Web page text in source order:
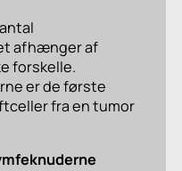
afhænger af
forskelle.
er de første
fra en tumor